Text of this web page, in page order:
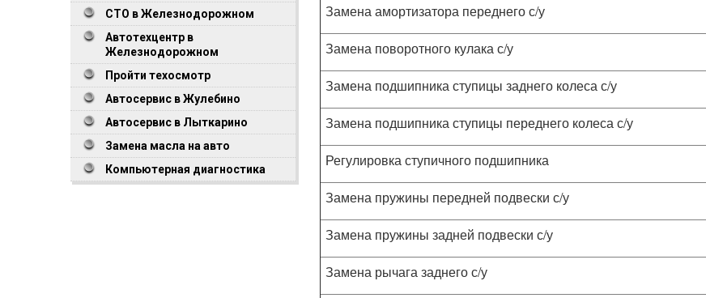
СТО в Железнодорожном
Автотехцентр в
Железнодорожном
Пройти техосмотр
Автосервис в Жулебино
Автосервис в Лыткарино
Замена масла на авто
Компьютерная диагностика
Замена амортизатора переднего с/у
Замена поворотного кулака с/у
Замена подшипника ступицы заднего колеса с/у
Замена подшипника ступицы переднего колеса с/у
Регулировка ступичного подшипника
Замена пружины передней подвески с/у
Замена пружины задней подвески с/у
Замена рычага заднего с/у